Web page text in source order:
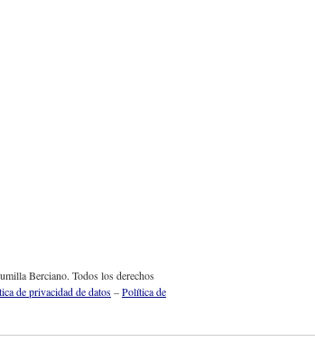
Berciano. Todos los derechos
de privacidad de datos–Política de